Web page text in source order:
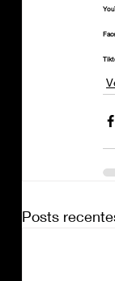
Posts